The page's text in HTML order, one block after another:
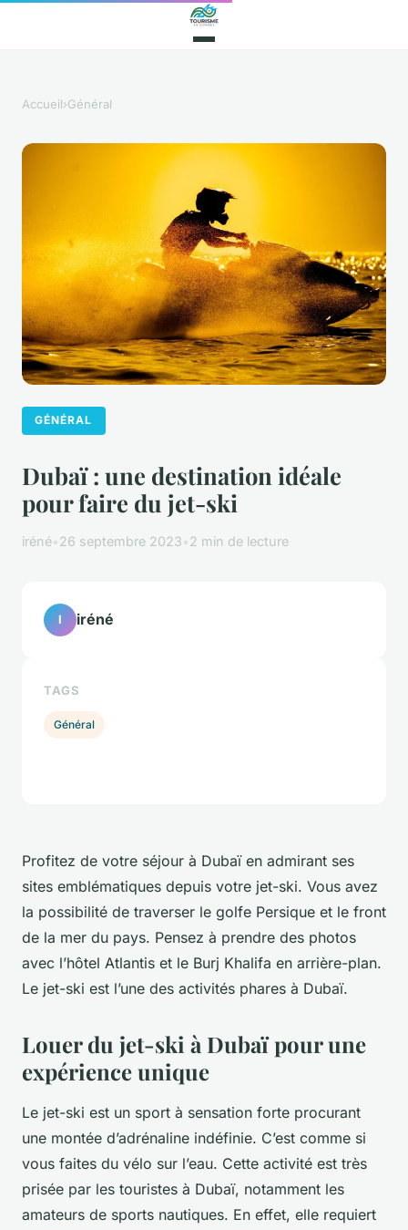
Accueil›Général
GÉNÉRAL
Dubaï : une destination idéale
pour faire du jet-ski
iréné•26 septembre 2023•2 min de lecture
Profitez de votre séjour à Dubaï en admirant ses
sites emblématiques depuis votre jet-ski. Vous avez
la possibilité de traverser le golfe Persique et le front
de la mer du pays. Pensez à prendre des photos
avec l’hôtel Atlantis et le Burj Khalifa en arrière-plan.
Le jet-ski est l’une des activités phares à Dubaï.
Louer du jet-ski à Dubaï pour une
expérience unique
Le jet-ski est un sport à sensation forte procurant
une montée d’adrénaline indéfinie. C’est comme si
vous faites du vélo sur l’eau. Cette activité est très
prisée par les touristes à Dubaï, notamment les
amateurs de sports nautiques. En effet, elle requiert
I iréné
TAGS
Général